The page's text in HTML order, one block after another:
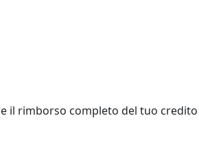
il rimborso completo del tuo credito